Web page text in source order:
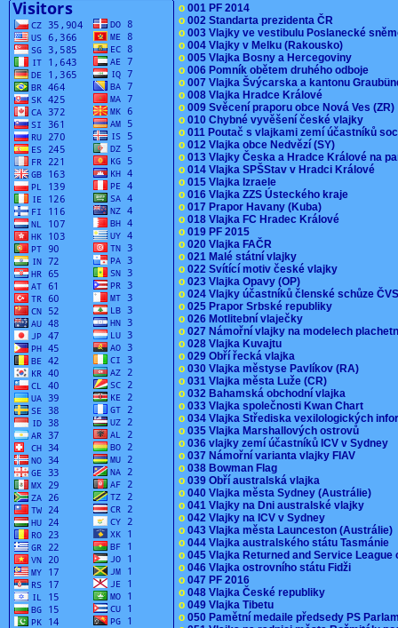
o 001 PF 2014
o 002 Standarta prezidenta ČR
o 003 Vlajky ve vestibulu Poslanecké
o 004 Vlajky v Melku (Rakousko)
o 005 Vlajka Bosny a Hercegoviny
o 006 Pomník obětem druhého odboje
o 007 Vlajka Švýcarska a kantonu
o 008 Vlajka Hradce Králové
o 009 Svěcení praporu obce Nová Ves
o 010 Chybné vyvěšení české vlajky
o 011 Poutač s vlajkami zemí účastníků
o 012 Vlajka obce Nedvězí (SY)
o 013 Vlajky Česka a Hradce Králové na
o 014 Vlajka SPŠStav v Hradci Králové
o 015 Vlajka Izraele
o 016 Vlajka ZZS Ústeckého kraje
o 017 Prapor Havany (Kuba)
o 018 Vlajka FC Hradec Králové
o 019 PF 2015
o 020 Vlajka FAČR
o 021 Malé státní vlajky
o 022 Svítící motiv české vlajky
o 023 Vlajka Opavy (OP)
o 024 Vlajky účastníků členské schůze
o 025 Prapor Srbské republiky
o 026 Motlitební vlaječky
o 027 Námořní vlajky na modelech
o 028 Vlajka Kuvajtu
o 029 Obří řecká vlajka
o 030 Vlajka městyse Pavlíkov (RA)
o 031 Vlajka města Luže (CR)
o 032 Bahamská obchodní vlajka
o 033 Vlajka společnosti Kwan Chart
o 034 Vlajka Střediska vexilologických
o 035 Vlajka Marshallových ostrovů
o 036 vlajky zemí účastníků ICV v Sydney
o 037 Námořní varianta vlajky FIAV
o 038 Bowman Flag
o 039 Obří australská vlajka
o 040 Vlajka města Sydney (Austrálie)
o 041 Vlajky na Dni australské vlajky
o 042 Vlajky na ICV v Sydney
o 043 Vlajka města Launceston (Austrálie)
o 044 Vlajka australského státu Tasmánie
o 045 Vlajka Returned and Service
o 046 Vlajka ostrovního státu Fidži
o 047 PF 2016
o 048 Vlajka České republiky
o 049 Vlajka Tibetu
o 050 Pamětní medaile předsedy PS